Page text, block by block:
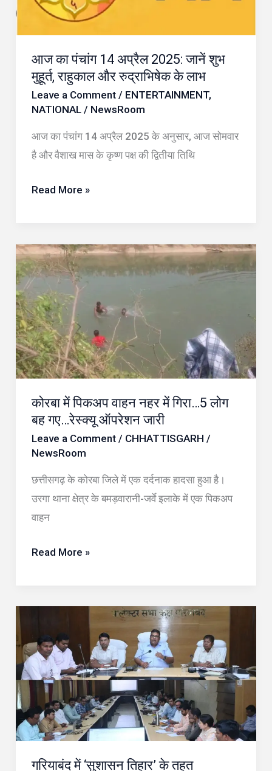
आज का पंचांग 14 अप्रैल 2025: जानें शुभ
मुहूर्त, राहुकाल और रुद्राभिषेक के लाभ
Leave a Comment / ENTERTAINMENT,
NATIONAL/ NewsRoom
आज का पंचांग 14 अप्रैल 2025 के अनुसार, आज सोमवार
है और वैशाख मास के कृष्ण पक्ष की द्वितीया तिथि
जानें
राहुकाल
और
रुद्राभिषेक
लाभ
Read More »
कोरबा में पिकअप वाहन नहर में गिरा…5 लोग
बह गए…रेस्क्यू ऑपरेशन जारी
Leave a Comment / CHHATTISGARH /
NewsRoom
छत्तीसगढ़ के कोरबा जिले में एक दर्दनाक हादसा हुआ है।
उरगा थाना क्षेत्र के बमड़वारानी-जर्वे इलाके में एक पिकअप
वाहन
कोरबा
में
पिकअप
वाहन
नहर
में
गिरा…
लोग
बह
गए…
रेस्क्यू
ऑपरेशन
जारी
Read More »
गरियाबंद में ‘सुशासन तिहार’ के तहत
‘सुशासन
तिहार’
तहत
अधिकारियों
खिलाफ